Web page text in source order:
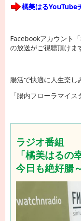
橘美はるYouTube
Facebookアカウント
の放送がご視聴頂けま
腸活で快適に人生楽し
「腸内フローラマイ
ラジオ番組
「橘美はるの
今日も絶好